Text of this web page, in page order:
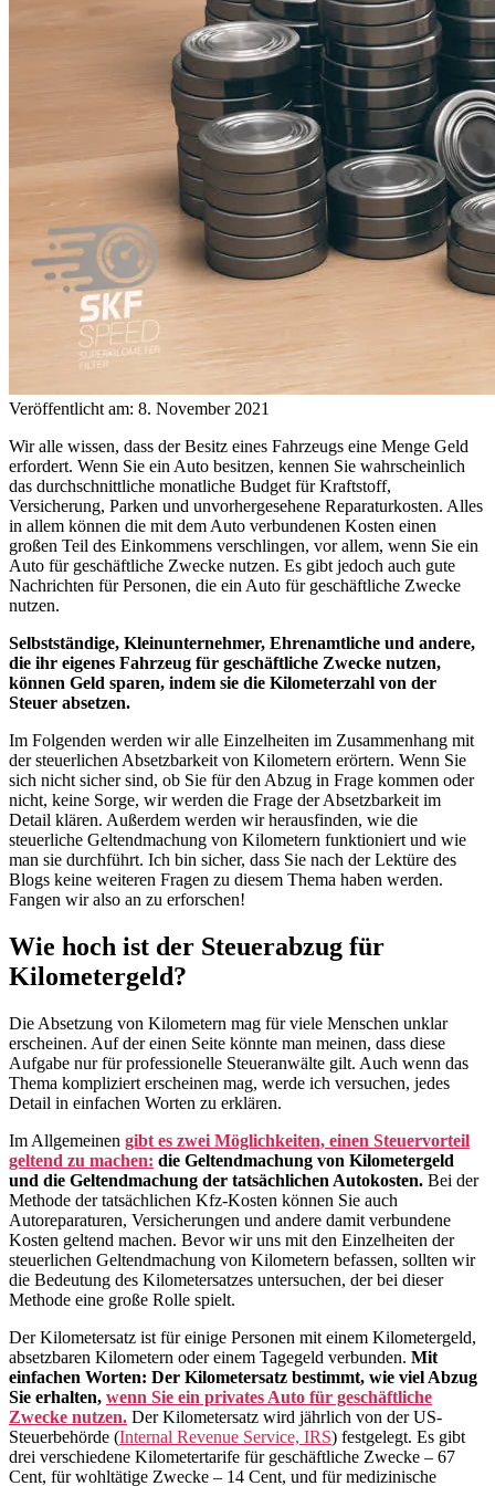
Veröffentlicht am: 8. November 2021
Wir alle wissen, dass der Besitz eines Fahrzeugs eine Menge Geld
erfordert. Wenn Sie ein Auto besitzen, kennen Sie wahrscheinlich
das durchschnittliche monatliche Budget für Kraftstoff,
Versicherung, Parken und unvorhergesehene Reparaturkosten. Alles
in allem können die mit dem Auto verbundenen Kosten einen
großen Teil des Einkommens verschlingen, vor allem, wenn Sie ein
Auto für geschäftliche Zwecke nutzen. Es gibt jedoch auch gute
Nachrichten für Personen, die ein Auto für geschäftliche Zwecke
nutzen.
Selbstständige, Kleinunternehmer, Ehrenamtliche und andere,
die ihr eigenes Fahrzeug für geschäftliche Zwecke nutzen,
können Geld sparen, indem sie die Kilometerzahl von der
Steuer absetzen.
Im Folgenden werden wir alle Einzelheiten im Zusammenhang mit
der steuerlichen Absetzbarkeit von Kilometern erörtern. Wenn Sie
sich nicht sicher sind, ob Sie für den Abzug in Frage kommen oder
nicht, keine Sorge, wir werden die Frage der Absetzbarkeit im
Detail klären. Außerdem werden wir herausfinden, wie die
steuerliche Geltendmachung von Kilometern funktioniert und wie
man sie durchführt. Ich bin sicher, dass Sie nach der Lektüre des
Blogs keine weiteren Fragen zu diesem Thema haben werden.
Fangen wir also an zu erforschen!
Wie hoch ist der Steuerabzug für
Kilometergeld?
Die Absetzung von Kilometern mag für viele Menschen unklar
erscheinen. Auf der einen Seite könnte man meinen, dass diese
Aufgabe nur für professionelle Steueranwälte gilt. Auch wenn das
Thema kompliziert erscheinen mag, werde ich versuchen, jedes
Detail in einfachen Worten zu erklären.
Im Allgemeinen gibt es zwei Möglichkeiten, einen Steuervorteil
geltend zu machen: die Geltendmachung von Kilometergeld
und die Geltendmachung der tatsächlichen Autokosten. Bei der
Methode der tatsächlichen Kfz-Kosten können Sie auch
Autoreparaturen, Versicherungen und andere damit verbundene
Kosten geltend machen. Bevor wir uns mit den Einzelheiten der
steuerlichen Geltendmachung von Kilometern befassen, sollten wir
die Bedeutung des Kilometersatzes untersuchen, der bei dieser
Methode eine große Rolle spielt.
Der Kilometersatz ist für einige Personen mit einem Kilometergeld,
absetzbaren Kilometern oder einem Tagegeld verbunden. Mit
einfachen Worten: Der Kilometersatz bestimmt, wie viel Abzug
Sie erhalten, wenn Sie ein privates Auto für geschäftliche
Zwecke nutzen. Der Kilometersatz wird jährlich von der US-
Steuerbehörde (Internal Revenue Service, IRS) festgelegt. Es gibt
drei verschiedene Kilometertarife für geschäftliche Zwecke – 67
Cent, für wohltätige Zwecke – 14 Cent, und für medizinische